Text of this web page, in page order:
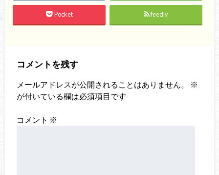
Pocket feedly
コメントを残す
メールアドレスが公開されることはありません。
※
が付いている欄は必須項目です
コメント ※